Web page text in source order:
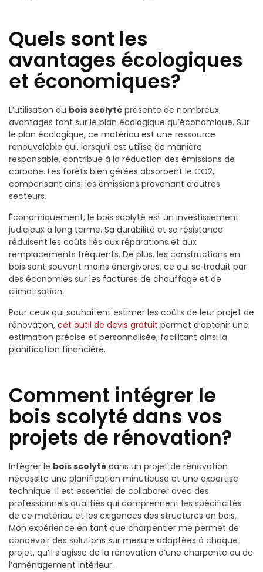
Quels sont les
avantages écologiques
et économiques?
L’utilisation du bois scolyté présente de nombreux
avantages tant sur le plan écologique qu’économique. Sur
le plan écologique, ce matériau est une ressource
renouvelable qui, lorsqu’il est utilisé de manière
responsable, contribue à la réduction des émissions de
carbone. Les forêts bien gérées absorbent le CO2,
compensant ainsi les émissions provenant d’autres
secteurs.
Économiquement, le bois scolyté est un investissement
judicieux à long terme. Sa durabilité et sa résistance
réduisent les coûts liés aux réparations et aux
remplacements fréquents. De plus, les constructions en
bois sont souvent moins énergivores, ce qui se traduit par
des économies sur les factures de chauffage et de
climatisation.
Pour ceux qui souhaitent estimer les coûts de leur projet de
rénovation, cet outil de devis gratuit permet d’obtenir une
estimation précise et personnalisée, facilitant ainsi la
planification financière.
Comment intégrer le
bois scolyté dans vos
projets de rénovation?
Intégrer le bois scolyté dans un projet de rénovation
nécessite une planification minutieuse et une expertise
technique. Il est essentiel de collaborer avec des
professionnels qualifiés qui comprennent les spécificités
de ce matériau et les exigences des structures en bois.
Mon expérience en tant que charpentier me permet de
concevoir des solutions sur mesure adaptées à chaque
projet, qu’il s’agisse de la rénovation d’une charpente ou de
l’aménagement intérieur.